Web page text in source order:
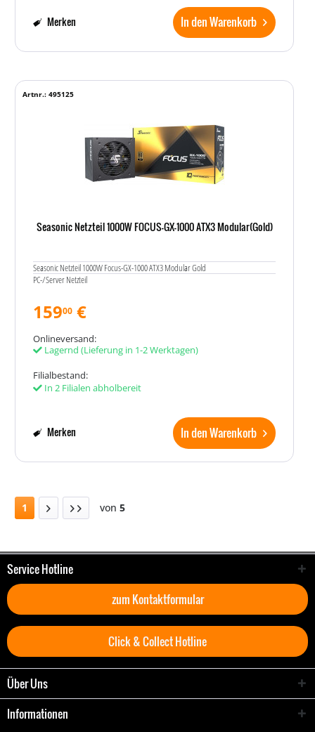
In den Warenkorb
Merken
Seasonic Netzteil 1000W FOCUS-GX-1000 ATX3 Modular(Gold)
Seasonic Netzteil 1000W Focus-GX-1000 ATX3 Modular Gold
PC-/Server Netzteil
Artnr.: 495125
15900 €
Onlineversand:
Lagernd (Lieferung in 1-2 Werktagen)
Filialbestand:
In 2 Filialen abholbereit
In den Warenkorb
Merken
1 von 5
Service Hotline
zum Kontaktformular
Click & Collect Hotline
Über Uns
Informationen